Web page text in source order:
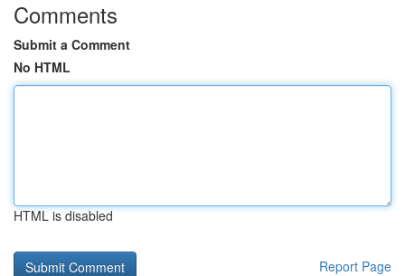
Comments
Submit a Comment
No HTML
HTML is disabled
Report Page